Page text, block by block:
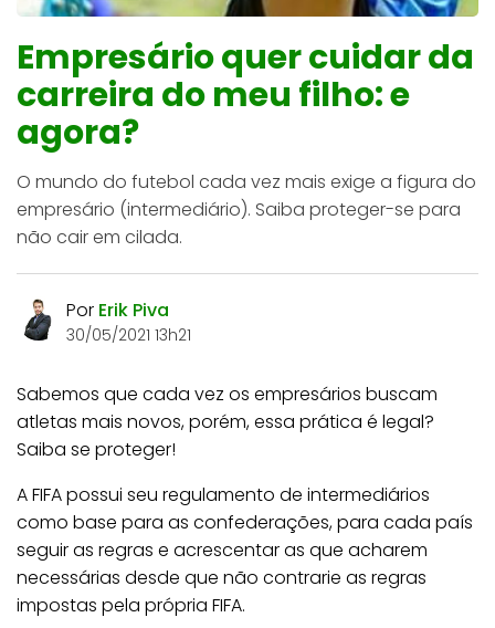
Empresário quer cuidar da
carreira do meu filho: e
agora?
O mundo do futebol cada vez mais exige a figura do
empresário (intermediário). Saiba proteger-se para
não cair em cilada.
Por Erik Piva
30/05/2021 13h21
Sabemos que cada vez os empresários buscam
atletas mais novos, porém, essa prática é legal?
Saiba se proteger!
A FIFA possui seu regulamento de intermediários
como base para as confederações, para cada país
seguir as regras e acrescentar as que acharem
necessárias desde que não contrarie as regras
impostas pela própria FIFA.